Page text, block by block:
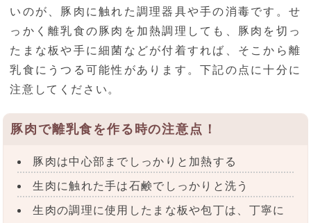
いのが、豚肉に触れた調理器具や手の消毒です。せ
っかく離乳食の豚肉を加熱調理しても、豚肉を切っ
たまな板や手に細菌などが付着すれば、そこから離
乳食にうつる可能性があります。下記の点に十分に
注意してください。
豚肉で離乳食を作る時の注意点！
豚肉は中心部までしっかりと加熱する
生肉に触れた手は石鹸でしっかりと洗う
生肉の調理に使用したまな板や包丁は、丁寧に